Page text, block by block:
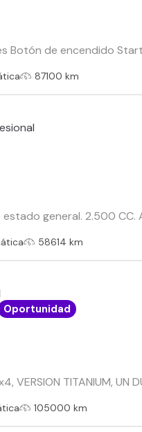
Botón de encendido
87100 km
estado general. 2.500
58614 km
VERSION TITANIUM, UN
Oportunidad
105000 km